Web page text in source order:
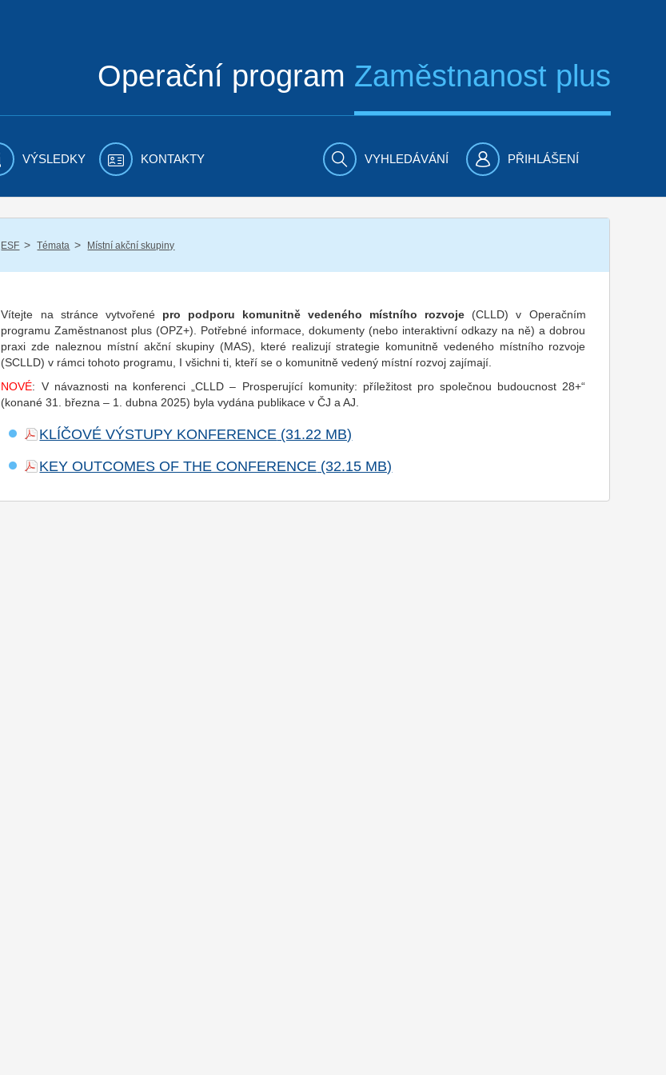
Operační program Zaměstnanost plus
VÝSLEDKY KONTAKTY VYHLEDÁVÁNÍ PŘIHLÁŠENÍ
ESF / Témata / Místní akční skupiny
Vítejte na stránce vytvořené pro podporu komunitně vedeného místního rozvoje (CLLD) v Operačním
programu Zaměstnanost plus (OPZ+). Potřebné informace, dokumenty (nebo interaktivní odkazy na ně) a dobrou
praxi zde naleznou místní akční skupiny (MAS), které realizují strategie komunitně vedeného místního rozvoje
(SCLLD) v rámci tohoto programu, I všichni ti, kteří se o komunitně vedený místní rozvoj zajímají.
NOVÉ: V návaznosti na konferenci „CLLD – Prosperující komunity: příležitost pro společnou budoucnost 28+“
(konané 31. března – 1. dubna 2025) byla vydána publikace v ČJ a AJ.
KLÍČOVÉ VÝSTUPY KONFERENCE
KEY OUTCOMES OF THE CONFERENCE